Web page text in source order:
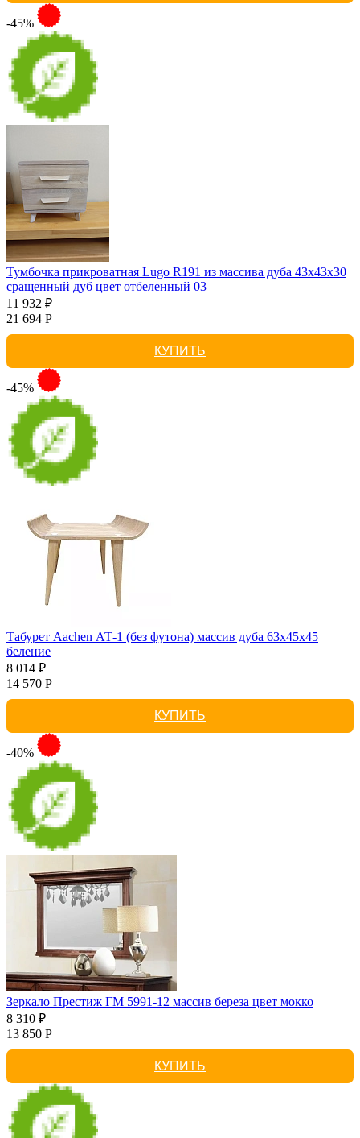
-45%
Тумбочка прикроватная Lugo R191 из массива дуба 43х43х30
сращенный дуб цвет отбеленный 03
11 932 ₽
21 694 Р
КУПИТЬ
-45%
Табурет Aachen АТ-1 (без футона) массив дуба 63х45х45
беление
8 014 ₽
14 570 Р
КУПИТЬ
-40%
Зеркало Престиж ГМ 5991-12 массив береза цвет мокко
8 310 ₽
13 850 Р
КУПИТЬ